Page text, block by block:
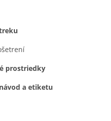
prostriedky
a etiketu